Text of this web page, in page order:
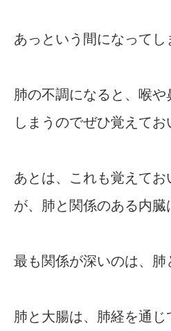
あっという間になってし
肺の不調になると、喉
しまうのでぜひ覚えてお
あとは、これも覚えて
が、肺と関係のある内臓
最も関係が深いのは、
肺と大腸は、肺経を通